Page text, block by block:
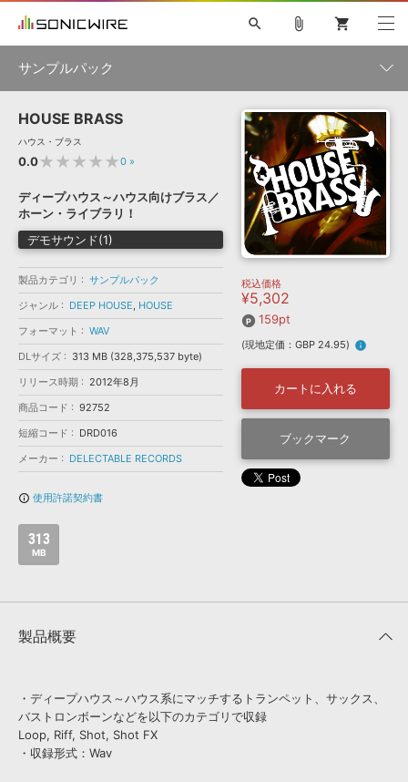
ソフト音源 »
プラグイン・エフェクト »
サンプルパック »
ソフトウェア／ツール »
DAW »
効果音 »
BGM »
キャンペーン »
特集 »
ニュースレター »
SONICWIREブログ »
製品サポート情報 »
DTMガイド »
FAQ »
お問い合わせ »
音楽カード
楽曲配信流通 サービス
無償のサウンド管理ソフト
APS
SLS 音素材の制作・ライセンス提供
search
初音ミク NT 鏡音リン・レン V4X 巡音ルカ V4X
MEIKO V3
KAITO V3
TOONTRACK
SPITFIRE AUDIO
VIENNA
EZ DRUMMER 3
ライセンスフリーBGM
サンプルパックを試そう
ボーカル抜き出し
DUBSTEP
ELECTRONICA
MUTANT
ROUTER.FM
ソフト音源 プラグイン・エフェクト
ソフトウェア／ツール DAW 効果音
attach_file shopping_cart
サンプルパック
製品一覧
ジャンル
フォーマット
ランキング
HOUSE BRASS
ハウス・ブラス
0.0★★★★★0 »
ディープハウス～ハウス向けブラス／
ホーン・ライブラリ！
デモサウンド(1)
製品カテゴリ
サンプルパック
ジャンル
DEEP HOUSE, HOUSE
フォーマット
WAV
DLサイズ
313 MB (328,375,537 byte)
リリース時期
2012年8月
商品コード
92752
短縮コード
DRD016
メーカー
DELECTABLE RECORDS
info_outline 使用許諾契約書
313
MB
税込価格
¥5,302
159pt
(現地定価：GBP 24.95) info
カートに入れる
ブックマーク
製品概要
・ディープハウス～ハウス系にマッチするトランペット、サックス、
バストロンボーンなどを以下のカテゴリで収録
Loop, Riff, Shot, Shot FX
・収録形式：Wav